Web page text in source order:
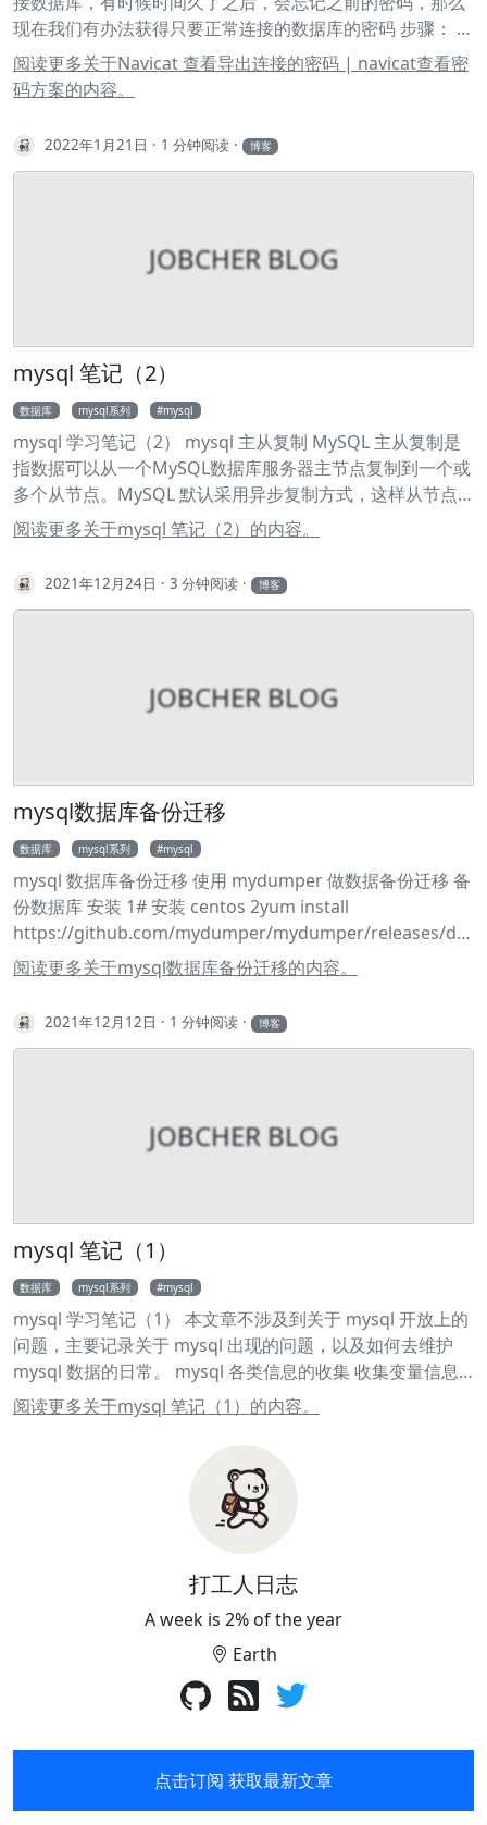
他们具有业务含义，因此不宜作为主键。 但是，这些列根据
业务要求，又具有唯一性约束：即不能出现两条记录存储了
同一个身份证号。这个时候，就可以给该列添加一个唯一索
引。例如，我们假设students表的name不能重复：
(name); 通过UNIQUE关键字我们就添加了一个唯一索引。
也可以只对某一列添加一个唯一约束而不创建唯一索引：
具有唯一性保证。 无论是否创建索引，对于用户和应用程序
来说，使用关系数据库不会有任何区别。这里的意思是说，
数据库的过程中逐步优化 通过对数据库表创建索引，可以提
高查询速度。 通过创建唯一索引，可以保证某一列的值具有
唯一性。 数据库索引对于用户和应用程序来说都是透明的。
现在我们有办法获得只要正常连接的数据库的密码 步骤： 导
出连接 connections.ncx，拿到保存到本地的
connections.ncx 文件中的 Password，粘贴到下面的代码
中 登陆https://tool.lu/coderunner/，使用 PHP 在线运行
工具，粘贴下面添加密码后的代码 备用工具网址
（https://zixuephp.net/tool-runcode.html） 1<?php
'3DC5CA39'; 8 protected $blowKey = null; 9 protected
$version; 14 $this->blowKey = sha1('3DC5CA39', true);
15 $this->blowIv = hex2bin('d9c7c3c8870d64bd'); 16 } 17
18 public function encrypt($string) 19 { 20 $result =
FALSE; 21 switch ($this->version) { 22 case 11: 23 $result
= $this->encryptEleven($string); 24 break; 25 case 12: 26
$result = $this->encryptTwelve($string); 27 break; 28
default: 29 break; 30 } 31 32 return $result; 33 } 34 35
protected function encryptEleven($string) 36 { 37
= strlen($string) % 8; 39 $result = ''; 40 $currentVector =
$temp); 45 $result .
阅读更多关于Navicat 查看导出连接的密码 | navicat查看密
码方案的内容。
2022年1月21日 1 分钟阅读 博客
JOBCHER BLOG
mysql 笔记（2）
数据库 mysql系列 mysql
mysql 学习笔记（2） mysql 主从复制 MySQL 主从复制是
指数据可以从一个MySQL数据库服务器主节点复制到一个或
多个从节点。MySQL 默认采用异步复制方式，这样从节点
不用一直访问主服务器来更新自己的数据，数据的更新可以
在远程连接上进行，从节点可以复制主数据库中的所有数据
库或者特定的数据库，或者特定的表。 MySQL 主从复制的
主要用途 读写分离 数据实时备份，当系统中某个节点发生故
(I/O thread, SQL thread)运行在从节点，如下图所示: 主节
在读取 bin-log 中的操作时，log dump 线程会对主节点上
的 bin-log 加锁，当读取完成，在发送给从节点之前，锁会
被释放。主节点会为自己的每一个从节点创建一个log
dump 线程。 从节点 I/O 线程 当从节点上执行start slave命
令之后，从节点会创建一个 I/O 线程用来连接主节点，请求
主库中更新的 bin-log。I/O 线程接收到主节点的 blog
dump 进程发来的更新之后，保存在本地relay-log（中继日
志）中。 从节点 SQL 线程 SQL 线程负责读取 relay-log 中
致性。 对于每一个主从连接，都需要这三个进程来完成。当
主节点有多个从节点时，主节点会为每一个当前连接的从节
分成独立的任务，这样在执行同步数据任务的时候，不会降
低读操作的性能。比如，如果从节点没有运行，此时 I/O 进
经从主节点拉取到了最新的变更并且保存在本地 relay 日志
中，当服务再次起来之后，就可以完成数据的同步。
阅读更多关于mysql 笔记（2）的内容。
2021年12月24日 3 分钟阅读 博客
JOBCHER BLOG
mysql数据库备份迁移
数据库 mysql系列 mysql
mysql 数据库备份迁移 使用 mydumper 做数据备份迁移 备
份数据库 安装 1# 安装 centos 2yum install
https://github.com/mydumper/mydumper/releases/do
wnload/v0.11.5/mydumper-0.11.5-1.el7.x86_64.rpm
3yum install
https://github.com/mydumper/mydumper/releases/do
wnload/v0.11.5/mydumper-0.11.5-1.el8.x86_64.rpm 1#
cs)_amd64.deb 4dpkg -i mydumper_0.11.5-
5-B 备份数据库 \ 6-v 3 \ 7--outputdir=./backup --
rows=100000 \ 8-L mydumper-logs.log & 迁移数据库 还
p '密码' \ 4--directory=./backup \ 5-s 来源数据库 \ 6-B 还
原数据库 \ 7-t 16 \ 8-v 3 \ 9-e 2>myloader-logs.
阅读更多关于mysql数据库备份迁移的内容。
2021年12月12日 1 分钟阅读 博客
JOBCHER BLOG
mysql 笔记（1）
数据库 mysql系列 mysql
mysql 学习笔记（1） 本文章不涉及到关于 mysql 开放上的
问题，主要记录关于 mysql 出现的问题，以及如何去维护
mysql 数据的日常。 mysql 各类信息的收集 收集变量信息
1show global variables; 收集进程信息 1show
PROCESSLIST; 收集错误日志 1show global variables like
'log_error'; 收集慢日志信息 1show global variables like
'slow_querry_log_file'; 收集锁信息，高峰时期运行三次，
每次间隔 10s 1SELECT locked_table, 2 locked_index, 3
locked_type, 4 blocking_pid, 5 T2.USER blocking_user, 6
blocking_trx_rows_modified, 9 waiting_pid, 10 T3.USER
waiting_lock_mode, 13 waiting_trx_row_modified, 14
wait_age_secs, 15 waiting_query 16FROM
sys.x$innodb_lock_waits T1 17LEFT JOIN
INFROMATION_SCHEMA.
阅读更多关于mysql 笔记（1）的内容。
打工人日志
A week is 2% of the year
Earth
点击订阅 获取最新文章